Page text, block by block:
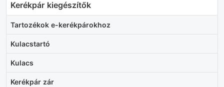
Kerékpár kiegészítők
Tartozékok e-kerékpárokhoz
Kulacstartó
Kulacs
Kerékpár zár